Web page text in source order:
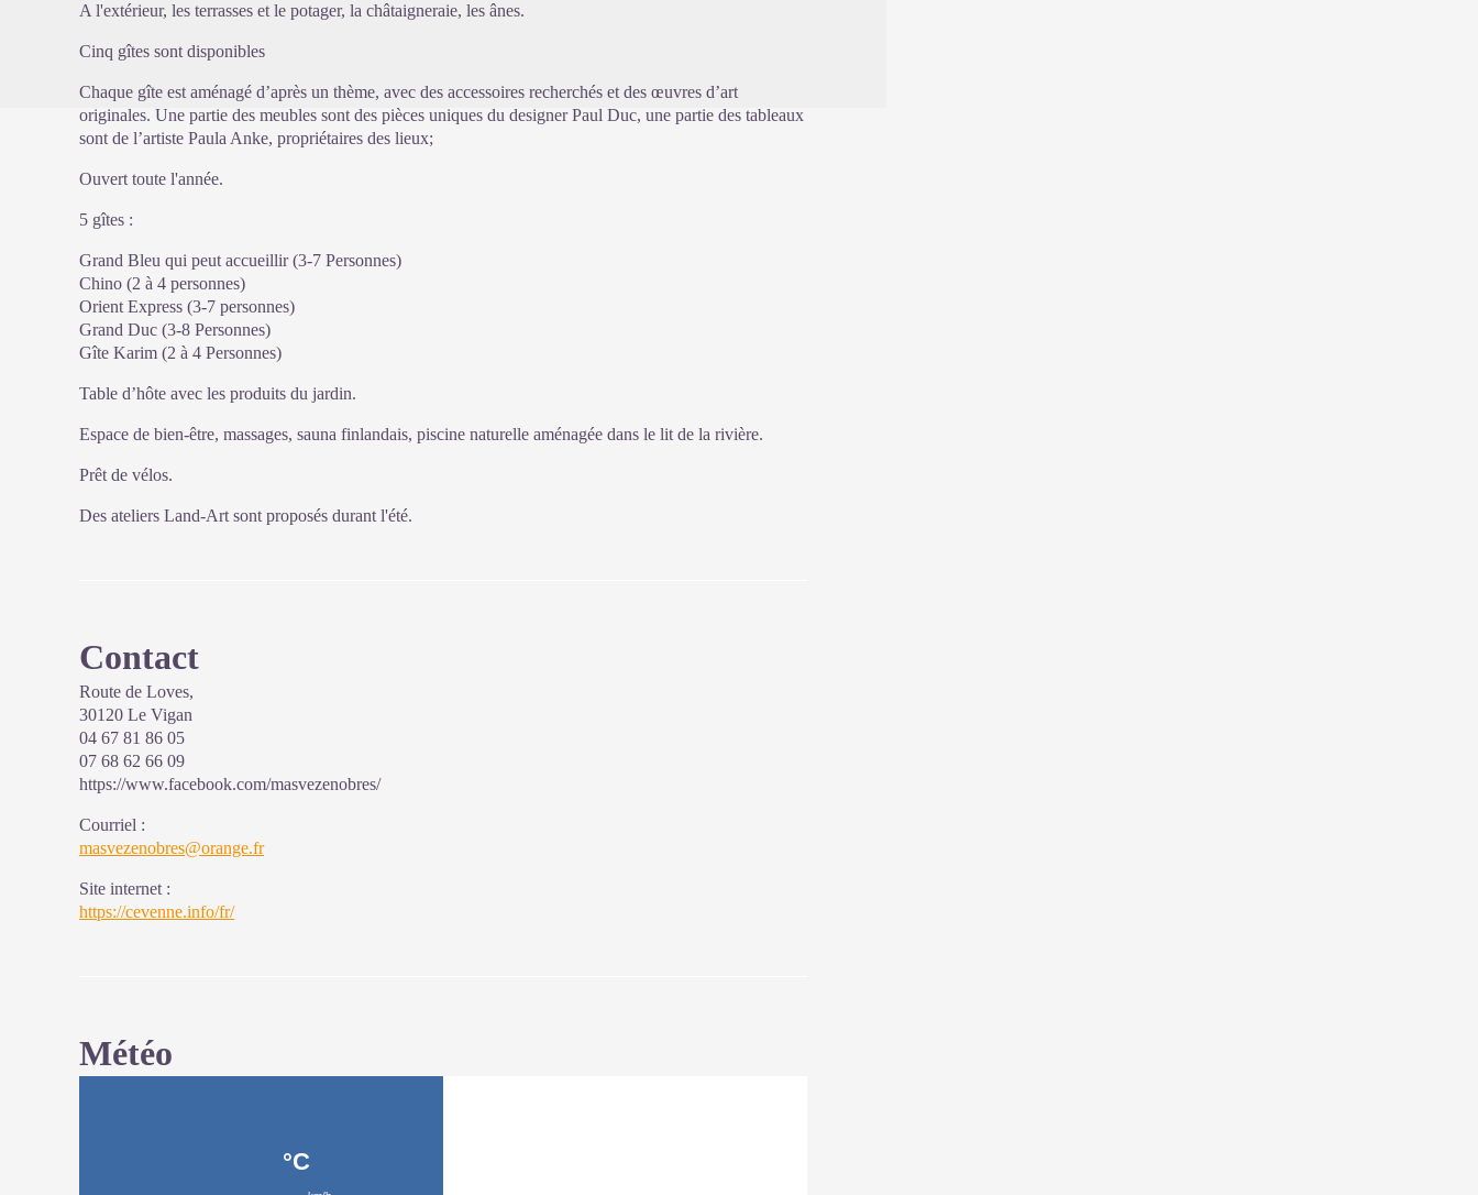
A l'extérieur, les terrasses et le potager, la châtaigneraie, les ânes.
Cinq gîtes sont disponibles
Chaque gîte est aménagé d’après un thème, avec des accessoires recherchés et des œuvres d’art
originales. Une partie des meubles sont des pièces uniques du designer Paul Duc, une partie des tableaux
sont de l’artiste Paula Anke, propriétaires des lieux;
Ouvert toute l'année.
5 gîtes :
Grand Bleu qui peut accueillir (3-7 Personnes)
Chino (2 à 4 personnes)
Orient Express (3-7 personnes)
Grand Duc (3-8 Personnes)
Gîte Karim (2 à 4 Personnes)
Table d’hôte avec les produits du jardin.
Espace de bien-être, massages, sauna finlandais, piscine naturelle aménagée dans le lit de la rivière.
Prêt de vélos.
Des ateliers Land-Art sont proposés durant l'été.
Contact
Route de Loves,
30120 Le Vigan
04 67 81 86 05
07 68 62 66 09
https://www.facebook.com/masvezenobres/
Courriel :
masvezenobres@orange.fr
Site internet :
https://cevenne.info/fr/
Météo